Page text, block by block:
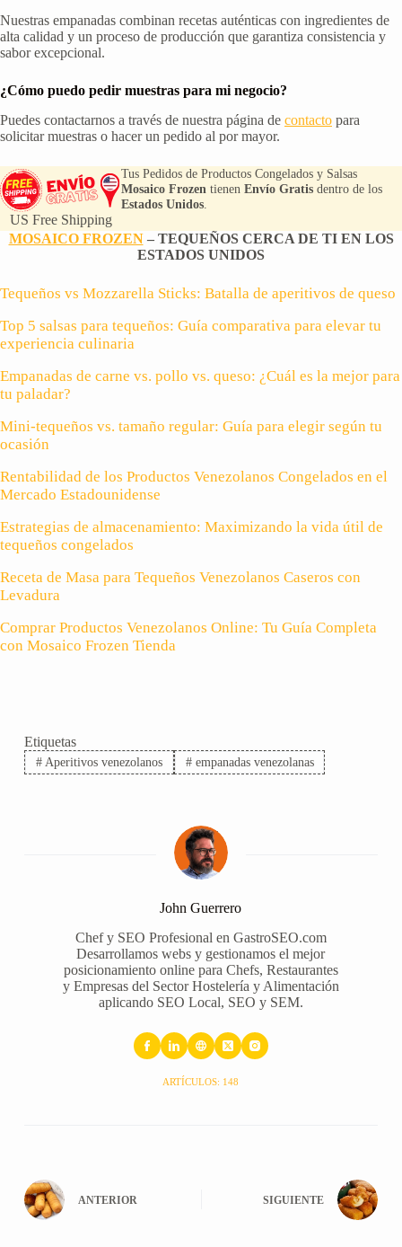
Nuestras empanadas combinan recetas auténticas con ingredientes de
alta calidad y un proceso de producción que garantiza consistencia y
sabor excepcional.
¿Cómo puedo pedir muestras para mi negocio?
Puedes contactarnos a través de nuestra página de contacto para
solicitar muestras o hacer un pedido al por mayor.
US Free Shipping
Tus Pedidos de Productos Congelados y Salsas
Mosaico Frozen tienenEnvío Gratis dentro de los
Estados Unidos
MOSAICO FROZEN– TEQUEÑOS CERCA DE TI EN LOS
ESTADOS UNIDOS
Tequeños vs Mozzarella Sticks: Batalla de aperitivos de queso
Top 5 salsas para tequeños: Guía comparativa para elevar tu
experiencia culinaria
Empanadas de carne vs. pollo vs. queso: ¿Cuál es la mejor para
tu paladar?
Mini-tequeños vs. tamaño regular: Guía para elegir según tu
ocasión
Rentabilidad de los Productos Venezolanos Congelados en el
Mercado Estadounidense
Estrategias de almacenamiento: Maximizando la vida útil de
tequeños congelados
Receta de Masa para Tequeños Venezolanos Caseros con
Levadura
Comprar Productos Venezolanos Online: Tu Guía Completa
con Mosaico Frozen Tienda
Etiquetas
#Aperitivos venezolanos #empanadas venezolanas
John Guerrero
Chef y SEO Profesional en GastroSEO.com
Desarrollamos webs y gestionamos el mejor
posicionamiento online para Chefs, Restaurantes
y Empresas del Sector Hostelería y Alimentación
aplicando SEO Local, SEO y SEM.
ARTÍCULOS: 148
ANTERIOR SIGUIENTE